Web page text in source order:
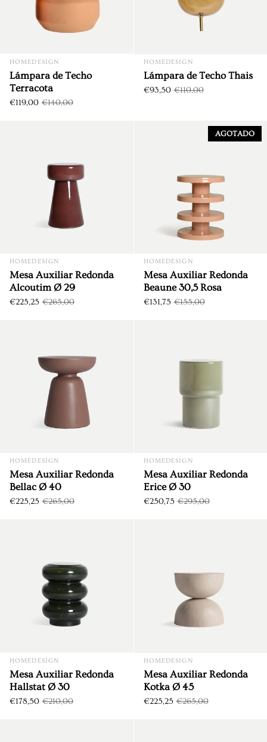
HOMEDESIGN
Lámpara de Techo
Terracota
€119,00 €140,00
HOMEDESIGN
Lámpara de Techo Thais
€93,50 €110,00
Mesa Auxiliar Redonda
HOMEDESIGN
Mesa Auxiliar Redonda
Alcoutim Ø 29
€225,25 €265,00
HOMEDESIGN
Mesa Auxiliar Redonda
Beaune 30,5 Rosa
€131,75 €155,00
AGOTADO
HOMEDESIGN
Mesa Auxiliar Redonda
Bellac Ø 40
€225,25 €265,00
HOMEDESIGN
Mesa Auxiliar Redonda
Erice Ø 30
€250,75 €295,00
HOMEDESIGN
Mesa Auxiliar Redonda
Hallstat Ø 30
€178,50 €210,00
HOMEDESIGN
Mesa Auxiliar Redonda
Kotka Ø 45
€225,25 €265,00